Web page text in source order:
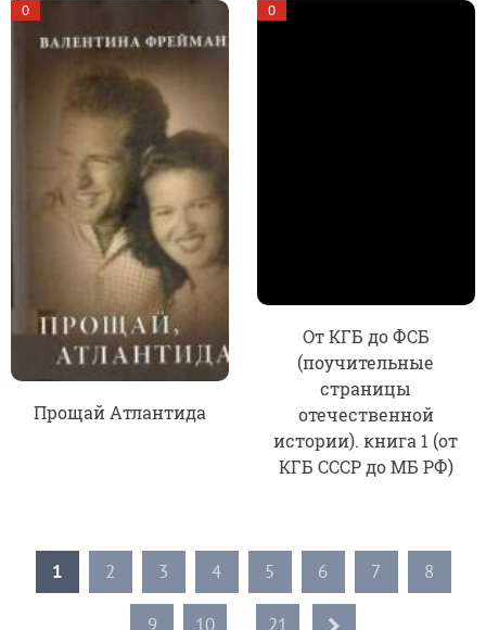
Прощай Атлантида
0
От КГБ до ФСБ
(поучительные
страницы
отечественной
истории). книга 1 (от
КГБ СССР до МБ РФ)
0
1 2 3 4 5 6 7 8
9 10 21